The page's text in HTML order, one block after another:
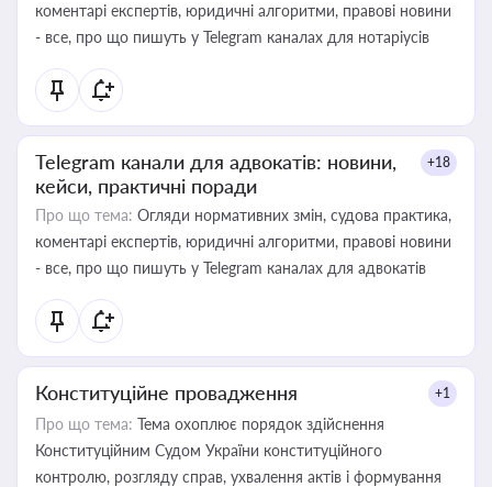
коментарі експертів, юридичні алгоритми, правові новини
- все, про що пишуть у Telegram каналах для нотаріусів
Telegram канали для адвокатів: новини,
кейси, практичні поради
+18
Про що тема: Огляди нормативних змін, судова практика,
коментарі експертів, юридичні алгоритми, правові новини
- все, про що пишуть у Telegram каналах для адвокатів
Конституційне провадження +1
Про що тема: Тема охоплює порядок здійснення
Конституційним Судом України конституційного
контролю, розгляду справ, ухвалення актів і формування